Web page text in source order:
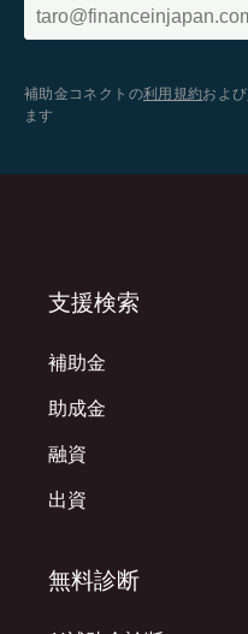
補助金コネクトの利用規約および
ます
支援検索
補助金
助成金
融資
出資
無料診断